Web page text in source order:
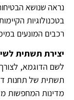
נראה שנושא
בטכנולוגיות
רכבים המונעים
יצירת תשתית
לשם הדוגמא,
תשתית של תחנות
מדינות המחפשות